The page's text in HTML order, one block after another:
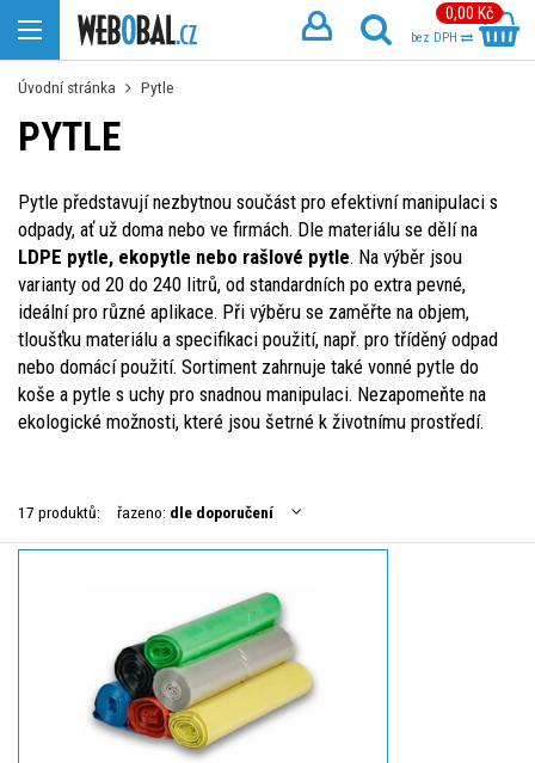
0,00 Kč
bez DPH
Úvodní stránka Pytle
PYTLE
Pytle představují nezbytnou součást pro efektivní manipulaci s
odpady, ať už doma nebo ve firmách. Dle materiálu se dělí na
LDPE pytle, ekopytle nebo rašlové pytle. Na výběr jsou
varianty od 20 do 240 litrů, od standardních po extra pevné,
ideální pro různé aplikace. Při výběru se zaměřte na objem,
tloušťku materiálu a specifikaci použití, např. pro tříděný odpad
nebo domácí použití. Sortiment zahrnuje také vonné pytle do
koše a pytle s uchy pro snadnou manipulaci. Nezapomeňte na
ekologické možnosti, které jsou šetrné k životnímu prostředí.
17 produktů: řazeno: dle doporučení